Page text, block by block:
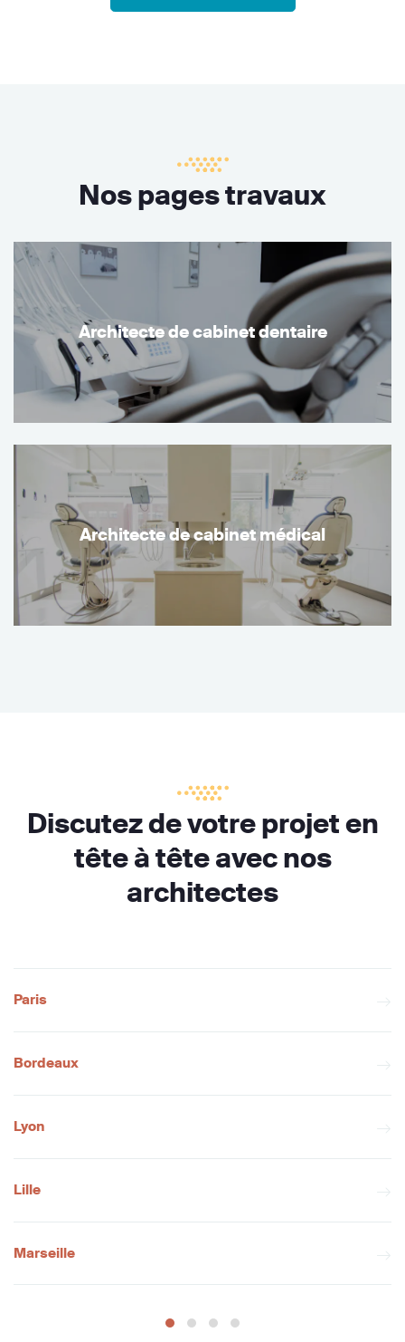
Nos pages travaux
Architecte de cabinet dentaire
Architecte de cabinet médical
Discutez de votre projet en
tête à tête avec nos
architectes
Paris
Bordeaux
Lyon
Lille
Marseille